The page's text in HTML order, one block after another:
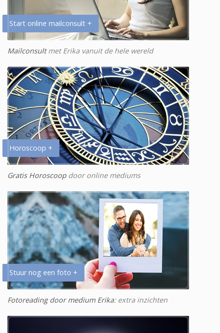
Start online mailconsult +
Mailconsultmet Erika vanuit de hele wereld
Horoscoop +
Gratis Horoscoopdoor online mediums
Stuur nog een foto +
Fotoreading door medium Erika: extra inzichten